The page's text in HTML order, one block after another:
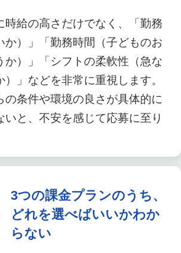
時給の高さだけでなく、「勤務
か）」「勤務時間（子どものお
か）」「シフトの柔軟性（急な
」などを非常に重視します。
の条件や環境の良さが具体的に
いと、不安を感じて応募に至り
3つの課金プランのうち、
どれを選べばいいかわか
らない